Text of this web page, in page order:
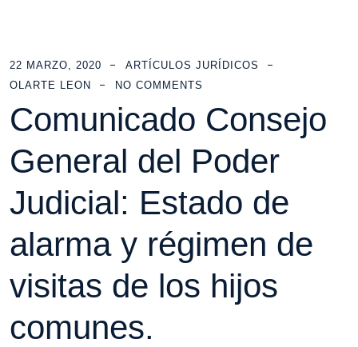
22 MARZO, 2020
ARTÍCULOS JURÍDICOS
OLARTE LEON
NO COMMENTS
Comunicado Consejo
General del Poder
Judicial: Estado de
alarma y régimen de
visitas de los hijos
comunes.